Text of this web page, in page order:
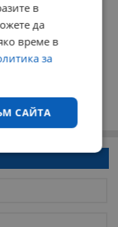
в
да
време в
за
САЙТА